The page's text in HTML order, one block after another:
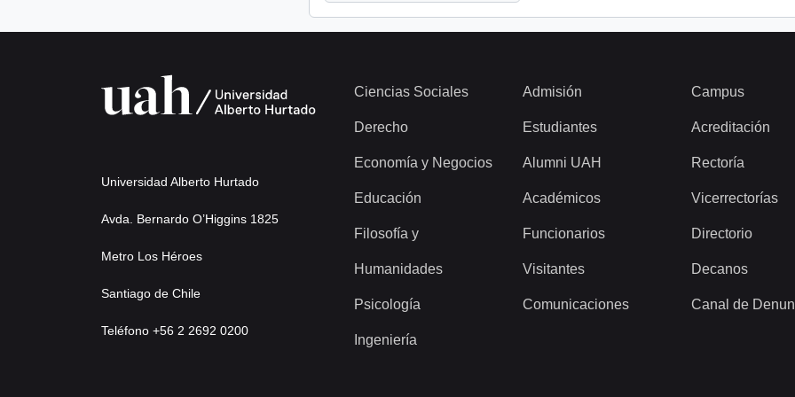
Universidad Alberto Hurtado
Avda. Bernardo O’Higgins 1825
Metro Los Héroes
Santiago de Chile
Teléfono +56 2 2692 0200
Ciencias Sociales
Derecho
Economía y Negocios
Educación
Filosofía y
Humanidades
Psicología
Ingeniería
Admisión
Estudiantes
Alumni UAH
Académicos
Funcionarios
Visitantes
Comunicaciones
Campus
Acreditación
Rectoría
Vicerrectorías
Directorio
Decanos
Canal de